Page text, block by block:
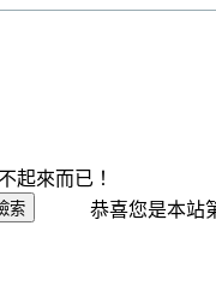
起來而已！
恭喜您是本站